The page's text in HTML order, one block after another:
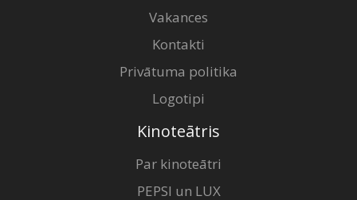
Vakances
Kontakti
Privātuma politika
Logotipi
Kinoteātris
Par kinoteātri
PEPSI un LUX